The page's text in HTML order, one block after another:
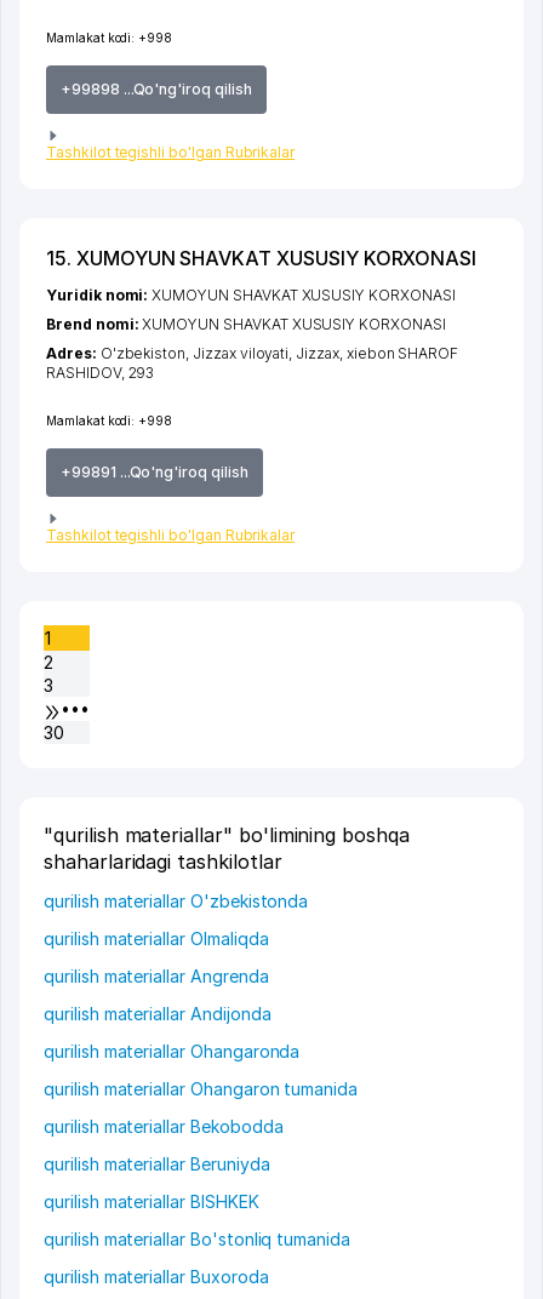
Mamlakat kodi: +998
+99898 ...Qo'ng'iroq qilish
Tashkilot tegishli bo'lgan Rubrikalar
15. XUMOYUN SHAVKAT XUSUSIY KORXONASI
Mamlakat kodi: +998
+99891 ...Qo'ng'iroq qilish
Tashkilot tegishli bo'lgan Rubrikalar
Yuridik nomi:XUMOYUN SHAVKAT XUSUSIY KORXONASI
Brend nomi:XUMOYUN SHAVKAT XUSUSIY KORXONASI
Adres: O'zbekiston, Jizzax viloyati Jizzax, xiеbon SHAROF
RASHIDOV, 293
1
2
3
•••
30
"qurilish materiallar" bo'limining boshqa
shaharlaridagi tashkilotlar
qurilish materiallar O'zbekistonda
qurilish materiallar Olmaliqda
qurilish materiallar Angrenda
qurilish materiallar Andijonda
qurilish materiallar Ohangaronda
qurilish materiallar Ohangaron tumanida
qurilish materiallar Bekobodda
qurilish materiallar Beruniyda
qurilish materiallar BISHKEK
qurilish materiallar Bo'stonliq tumanida
qurilish materiallar Buxoroda